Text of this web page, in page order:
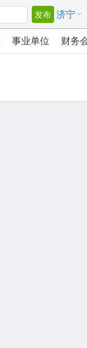
发布 济宁
事业单位
财务